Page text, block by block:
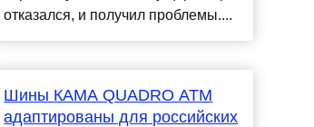
отказался, и получил проблемы....
Шины КАМА QUADRO ATM
адаптированы для российских